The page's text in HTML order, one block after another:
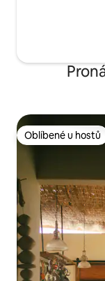
Oblíbené u hostů
Oblíbené u hostů